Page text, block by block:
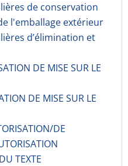
de conservation
l'emballage extérieur
d’élimination et
DE MISE SUR LE
DE MISE SUR LE
DE
TEXTE